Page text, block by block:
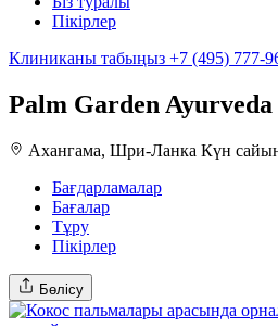
Пікірлер
Клиниканы табыңыз +7 (495) 777-
Palm Garden
Ахангама, Шри-Ланка Күн
Бағдарламалар
Бағалар
Тұру
Пікірлер
Бөлісу